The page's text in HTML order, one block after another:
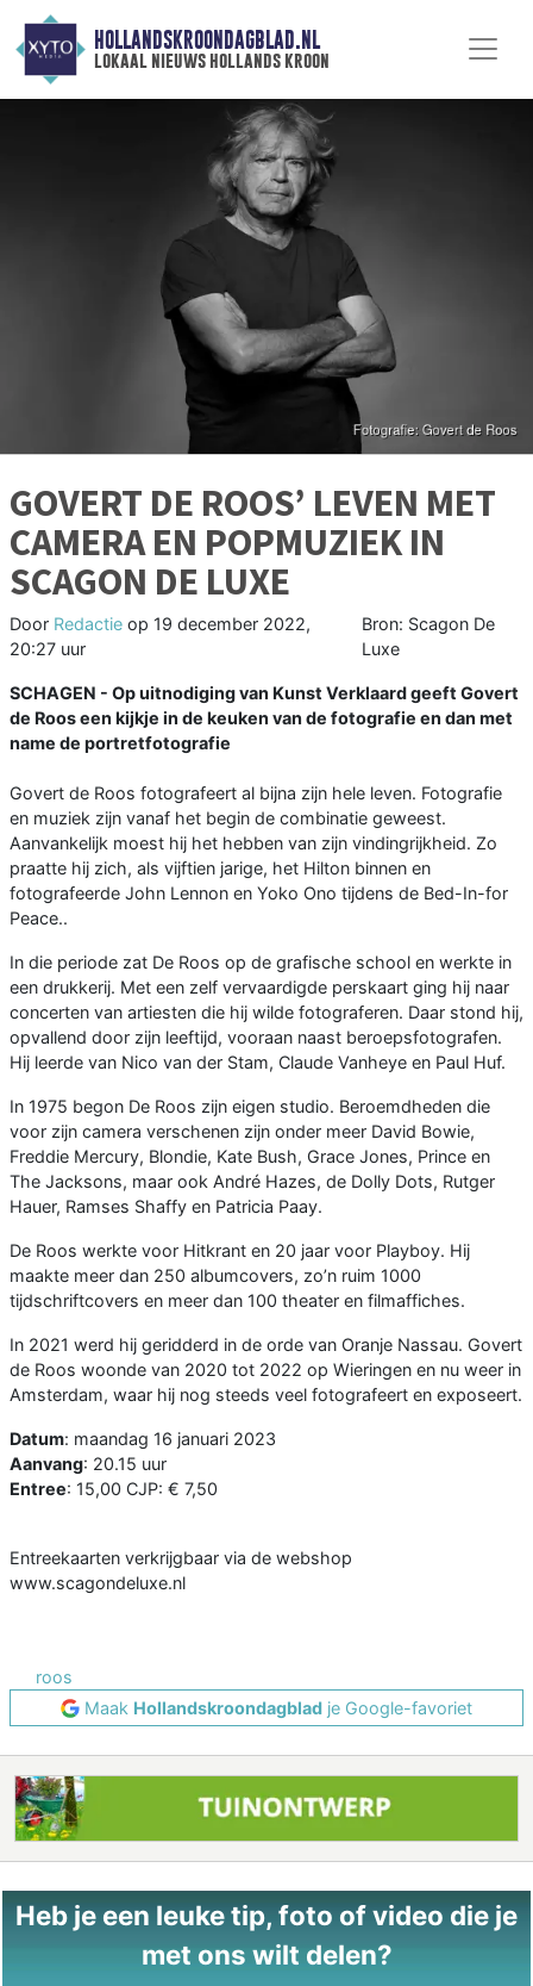
HOLLANDSKROONDAGBLAD.NL
lokaal nieuws hollands kroon
GOVERT DE ROOS’ LEVEN MET
CAMERA EN POPMUZIEK IN
SCAGON DE LUXE
Door Redactie op 19 december 2022,
20:27 uur
Bron: Scagon De
Luxe
SCHAGEN - Op uitnodiging van Kunst Verklaard geeft Govert
de Roos een kijkje in de keuken van de fotografie en dan met
name de portretfotografie
Govert de Roos fotografeert al bijna zijn hele leven. Fotografie
en muziek zijn vanaf het begin de combinatie geweest.
Aanvankelijk moest hij het hebben van zijn vindingrijkheid. Zo
praatte hij zich, als vijftien jarige, het Hilton binnen en
fotografeerde John Lennon en Yoko Ono tijdens de Bed-In-for
Peace..
In die periode zat De Roos op de grafische school en werkte in
een drukkerij. Met een zelf vervaardigde perskaart ging hij naar
concerten van artiesten die hij wilde fotograferen. Daar stond hij,
opvallend door zijn leeftijd, vooraan naast beroepsfotografen.
Hij leerde van Nico van der Stam, Claude Vanheye en Paul Huf.
In 1975 begon De Roos zijn eigen studio. Beroemdheden die
voor zijn camera verschenen zijn onder meer David Bowie,
Freddie Mercury, Blondie, Kate Bush, Grace Jones, Prince en
The Jacksons, maar ook André Hazes, de Dolly Dots, Rutger
Hauer, Ramses Shaffy en Patricia Paay.
De Roos werkte voor Hitkrant en 20 jaar voor Playboy. Hij
maakte meer dan 250 albumcovers, zo’n ruim 1000
tijdschriftcovers en meer dan 100 theater en filmaffiches.
In 2021 werd hij geridderd in de orde van Oranje Nassau. Govert
de Roos woonde van 2020 tot 2022 op Wieringen en nu weer in
Amsterdam, waar hij nog steeds veel fotografeert en exposeert.
Datum: maandag 16 januari 2023
Aanvang: 20.15 uur
Entree: 15,00 CJP: € 7,50
Entreekaarten verkrijgbaar via de webshop
www.scagondeluxe.nl
roos
Maak Hollandskroondagblad je Google-favoriet
Heb je een leuke tip, foto of video die je
met ons wilt delen?